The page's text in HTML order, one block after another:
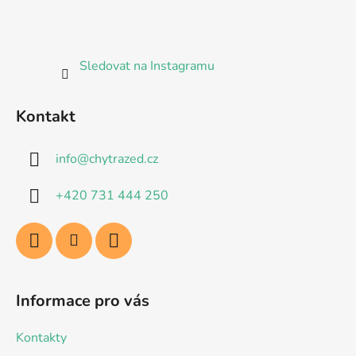
Sledovat na Instagramu
Kontakt
info@chytrazed.cz
+420 731 444 250
Informace pro vás
Kontakty